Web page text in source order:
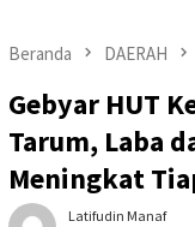
Beranda DAERAH
Gebyar HUT
Tarum, Laba
Meningkat
Latifudin Manaf